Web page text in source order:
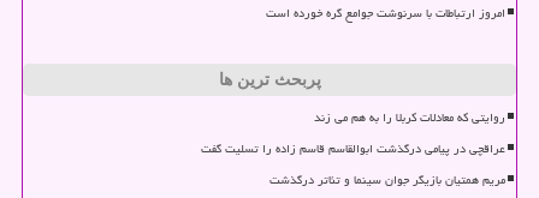
امروز ارتباطات با سرنوشت جوامع گره خورده است
پربحث ترین ها
روایتی که معادلات کربلا را به هم می زند
عراقچی در پیامی درگذشت ابوالقاسم قاسم زاده را تسلیت گفت
مریم همتیان بازیگر جوان سینما و تئاتر درگذشت